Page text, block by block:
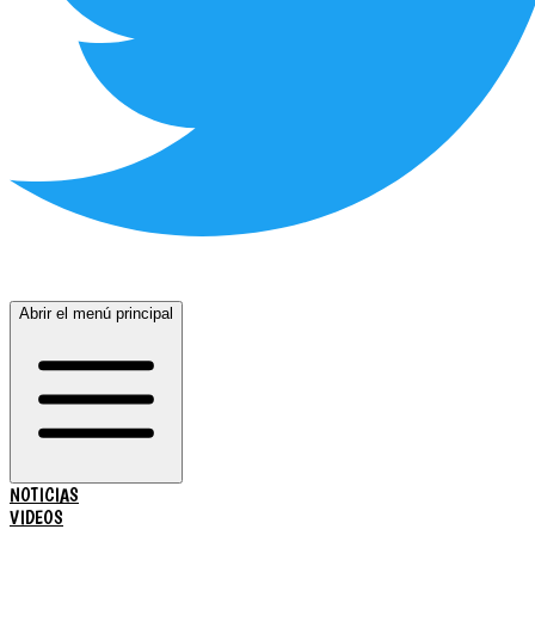
Abrir el menú principal
NOTICIAS
VIDEOS